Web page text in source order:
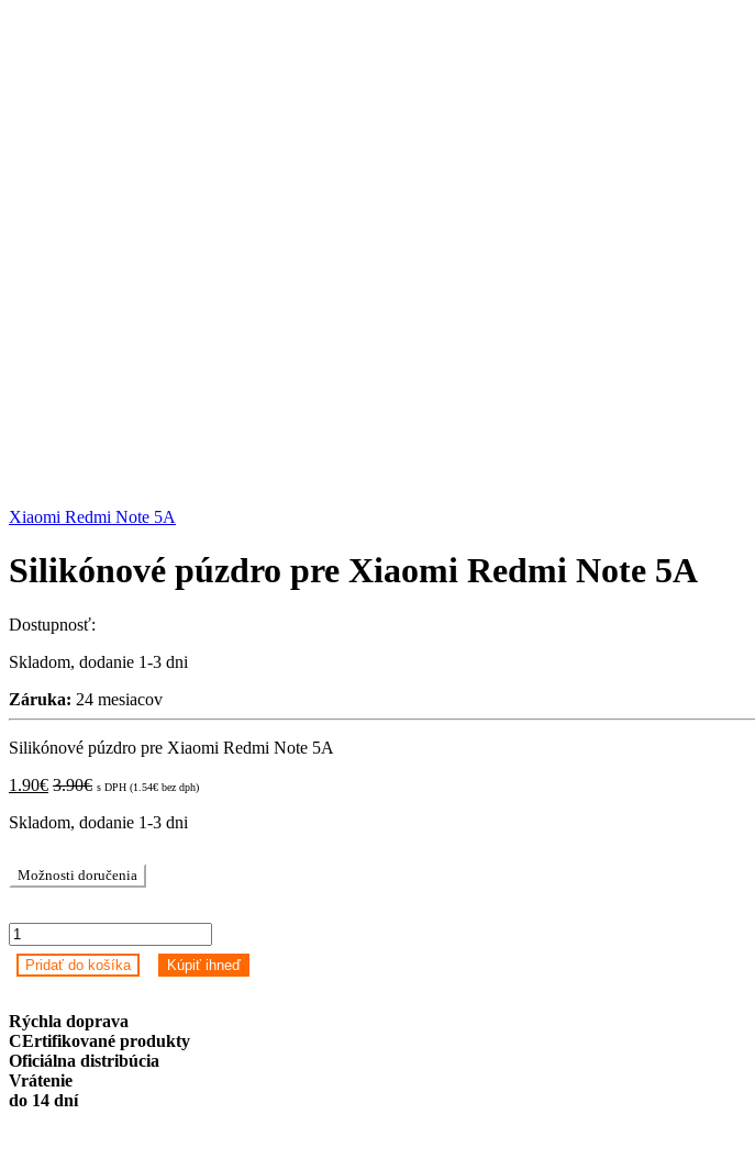
Xiaomi Redmi Note 5A
Silikónové púzdro pre Xiaomi Redmi Note 5A
Dostupnosť:
Skladom, dodanie 1-3 dni
Záruka: 24 mesiacov
Silikónové púzdro pre Xiaomi Redmi Note 5A
1.90€ 3.90€ s DPH (1.54€ bez dph)
Skladom, dodanie 1-3 dni
Možnosti doručenia
Silikónové
púzdro
pre
Note
5A
quantity
Pridať do košíka Kúpiť ihneď
Rýchla doprava
CErtifikované produkty
Oficiálna distribúcia
Vrátenie
do 14 dní